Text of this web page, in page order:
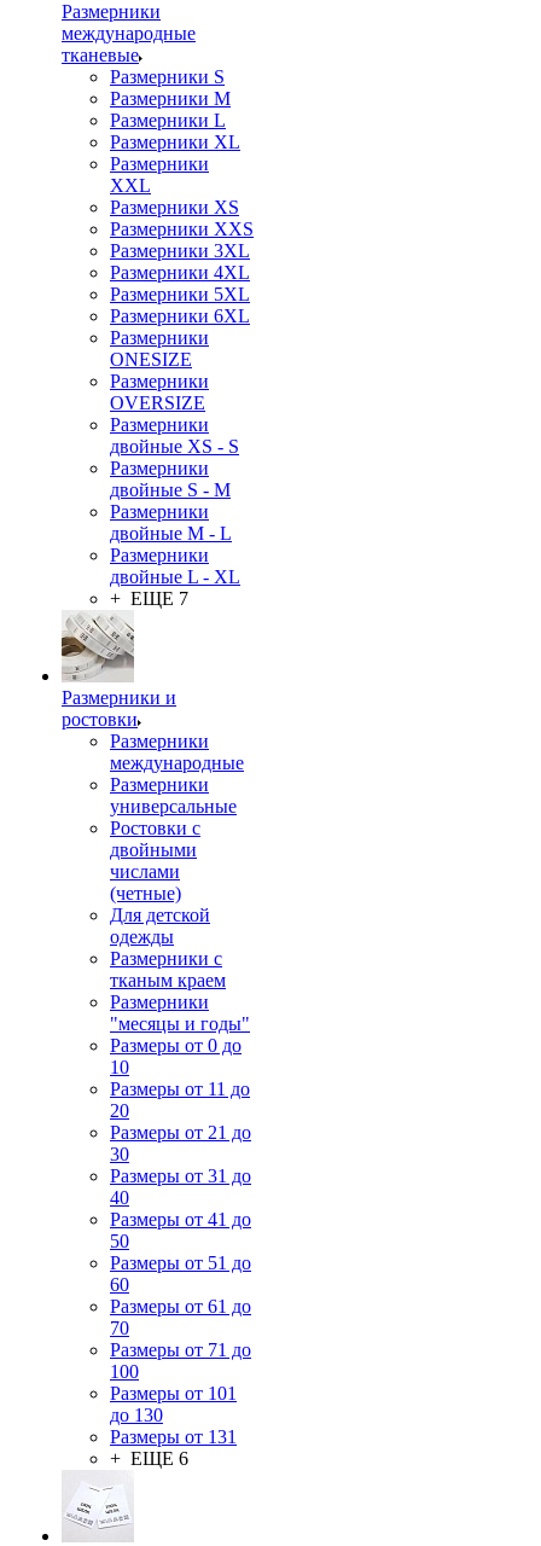
Размерники
международные
тканевые
Размерники S
Размерники M
Размерники L
Размерники XL
Размерники
XXL
Размерники XS
Размерники XXS
Размерники 3XL
Размерники 4XL
Размерники 5XL
Размерники 6XL
Размерники
ONESIZE
Размерники
OVERSIZE
Размерники
двойные XS - S
Размерники
двойные S - M
Размерники
двойные M - L
Размерники
двойные L - XL
+ ЕЩЕ 7
Размерники и
ростовки
Размерники
международные
Размерники
универсальные
Ростовки с
двойными
числами
(четные)
Для детской
одежды
Размерники с
тканым краем
Размерники
"месяцы и годы"
Размеры от 0 до
10
Размеры от 11 до
20
Размеры от 21 до
30
Размеры от 31 до
40
Размеры от 41 до
50
Размеры от 51 до
60
Размеры от 61 до
70
Размеры от 71 до
100
Размеры от 101
до 130
Размеры от 131
+ ЕЩЕ 6